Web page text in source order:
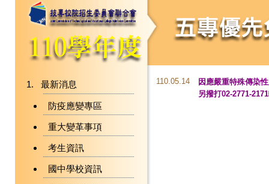
最新消息
防疫應變專區
重大變革事項
考生資訊
國中學校資訊
110.05.14
因應嚴重特殊傳染
另撥打02-2771-